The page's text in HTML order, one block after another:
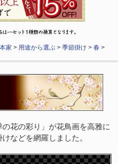
家 > 用途から選ぶ >季節掛け >春 >
花の彩り」が花鳥画を高雅に
などを網羅しました。